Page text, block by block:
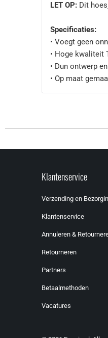
LET OP: Dit
Specificaties:
• Voegt geen
• Hoge kwaliteit
• Dun ontwerp
• Op maat
Klantenservice
Verzending en
Klantenservice
Annuleren &
Retourneren
Partners
Betaalmethoden
Vacatures